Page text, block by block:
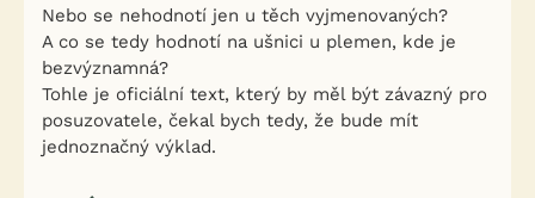
Nebo se nehodnotí jen u těch vyjmenovaných?
A co se tedy hodnotí na ušnici u plemen, kde je
bezvýznamná?
Tohle je oficiální text, který by měl být závazný pro
posuzovatele, čekal bych tedy, že bude mít
jednoznačný výklad.